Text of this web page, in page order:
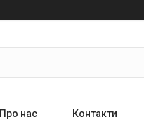
Про нас Контакти